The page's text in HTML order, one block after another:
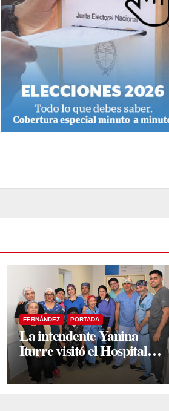
FERNÁNDEZ PORTADA
La intendente Yanina
Iturre visitó el Hospital
Zonal tras una histórica
jornada de intervenciones